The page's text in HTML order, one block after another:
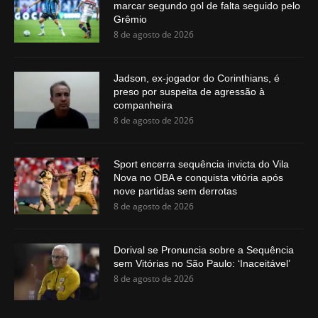
marcar segundo gol de falta seguido pelo
Grêmio
8 de agosto de 2026
Jadson, ex-jogador do Corinthians, é
preso por suspeita de agressão à
companheira
8 de agosto de 2026
Sport encerra sequência invicta do Vila
Nova no OBA e conquista vitória após
nove partidas sem derrotas
8 de agosto de 2026
Dorival se Pronuncia sobre a Sequência
sem Vitórias no São Paulo: ‘Inaceitável’
8 de agosto de 2026